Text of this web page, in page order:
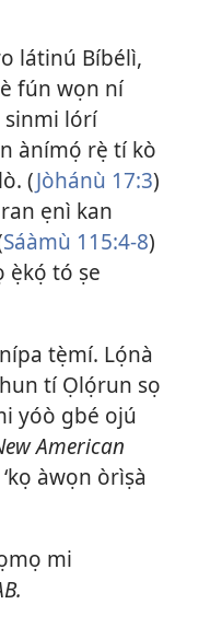
látinú Bíbélì,
fún wọn ní
sinmi lórí
ànímọ́ rẹ̀ tí kò
(Jòhánù 17:3)
ẹnì kan
Sáàmù 115:4-8)
ẹ̀kọ́ tó ṣe
tẹ̀mí. Lọ́nà
tí Ọlọ́run sọ
yóò gbé ojú
American
àwọn òrìṣà
mi